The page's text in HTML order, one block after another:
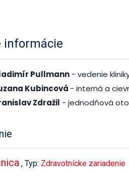
informácie
Pullmann - vedenie
Kubincová - interná a
Zdražil - jednodňová
, Typ: Zdravotnícke zariadenie